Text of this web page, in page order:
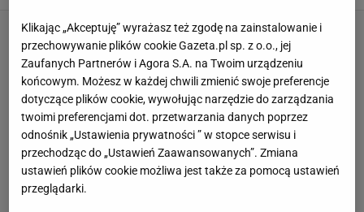
Klikając „Akceptuję” wyrażasz też zgodę na zainstalowanie i
przechowywanie plików cookie Gazeta.pl sp. z o.o., jej
Zaufanych Partnerów i Agora S.A. na Twoim urządzeniu
końcowym. Możesz w każdej chwili zmienić swoje preferencje
dotyczące plików cookie, wywołując narzędzie do zarządzania
twoimi preferencjami dot. przetwarzania danych poprzez
odnośnik „Ustawienia prywatności ” w stopce serwisu i
przechodząc do „Ustawień Zaawansowanych”. Zmiana
ustawień plików cookie możliwa jest także za pomocą ustawień
przeglądarki.